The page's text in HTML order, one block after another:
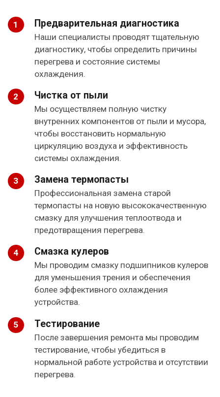
Предварительная диагностика
Наши специалисты проводят тщательную
диагностику, чтобы определить причины
перегрева и состояние системы
охлаждения.
Чистка от пыли
Мы осуществляем полную чистку
внутренних компонентов от пыли и мусора,
чтобы восстановить нормальную
циркуляцию воздуха и эффективность
системы охлаждения.
Замена термопасты
Профессиональная замена старой
термопасты на новую высококачественную
смазку для улучшения теплоотвода и
предотвращения перегрева.
Смазка кулеров
Мы проводим смазку подшипников кулеров
для уменьшения трения и обеспечения
более эффективного охлаждения
устройства.
Тестирование
После завершения ремонта мы проводим
тестирование, чтобы убедиться в
нормальной работе устройства и отсутствии
перегрева.